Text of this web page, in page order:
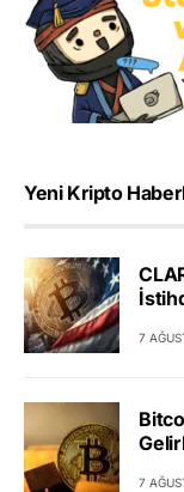
Yeni Kripto
7
7